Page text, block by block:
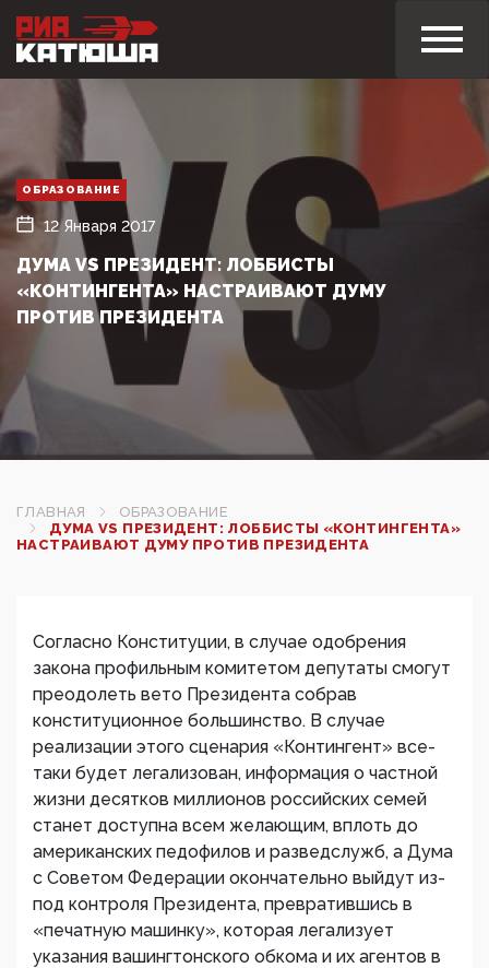
ОБРАЗОВАНИЕ
12 Января 2017
ДУМА VS ПРЕЗИДЕНТ: ЛОББИСТЫ
«КОНТИНГЕНТА» НАСТРАИВАЮТ ДУМУ
ПРОТИВ ПРЕЗИДЕНТА
ГЛАВНАЯ
ОБРАЗОВАНИЕ
ДУМА VS ПРЕЗИДЕНТ: ЛОББИСТЫ «КОНТИНГЕНТА»
НАСТРАИВАЮТ ДУМУ ПРОТИВ ПРЕЗИДЕНТА
Согласно Конституции, в случае одобрения
закона профильным комитетом депутаты смогут
преодолеть вето Президента собрав
конституционное большинство. В случае
реализации этого сценария «Контингент» все-
таки будет легализован, информация о частной
жизни десятков миллионов российских семей
станет доступна всем желающим, вплоть до
американских педофилов и разведслужб, а Дума
с Советом Федерации окончательно выйдут из-
под контроля Президента, превратившись в
«печатную машинку», которая легализует
указания вашингтонского обкома и их агентов в